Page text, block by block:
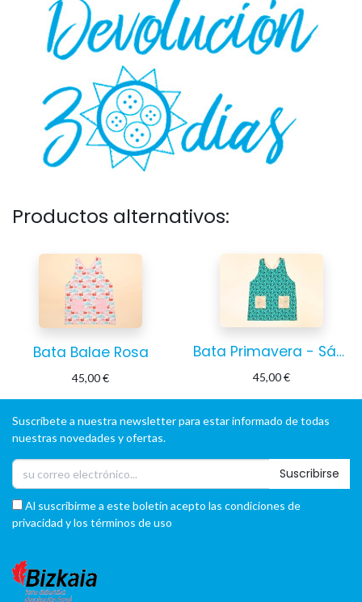
Productos alternativos:
Bata Balae Rosa
45,00€
Bata Primavera - Sáhara
45,00€
Suscríbete a nuestra newsletter para estar informado de todas
nuestras novedades y ofertas.
Suscribirse
Al suscribirme a este boletín acepto las condiciones de
privacidad y los términos de uso